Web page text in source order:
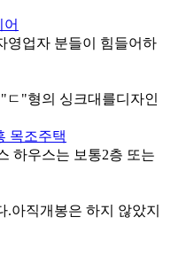
영업자 분들이 힘들어하
ㄷ"형의 싱크대를디자인
목조주택
하우스는 보통2층 또는
아직개봉은 하지 않았지